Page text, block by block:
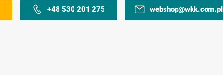
+48 530 201 275 webshop@wkk.com.pl